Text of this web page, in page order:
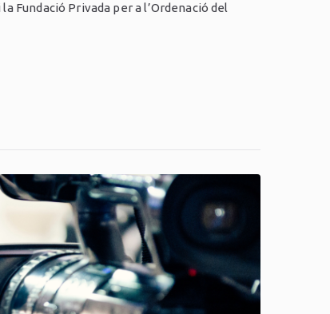
Fundació Privada per a l’Ordenació del